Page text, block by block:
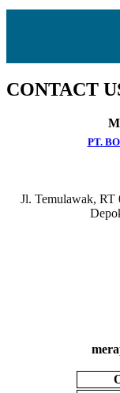
CONTACT
PT.
Jl. Temulawak, RT